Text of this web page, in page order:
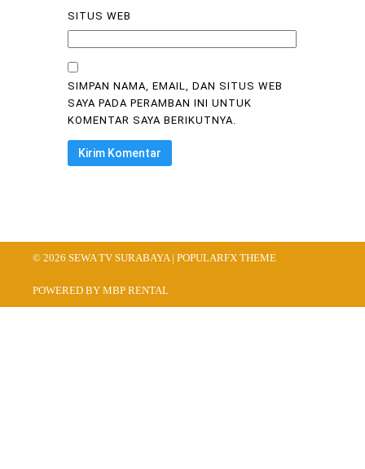
SITUS WEB
SIMPAN NAMA, EMAIL, DAN SITUS WEB
SAYA PADA PERAMBAN INI UNTUK
KOMENTAR SAYA BERIKUTNYA.
© 2026 SEWA TV SURABAYA | POPULARFX THEME
POWERED BY MBP RENTAL